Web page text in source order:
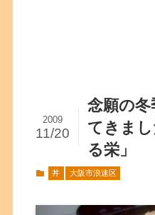
念願の
てきま
る栄」
2009
11/20
丼 大阪市浪速区